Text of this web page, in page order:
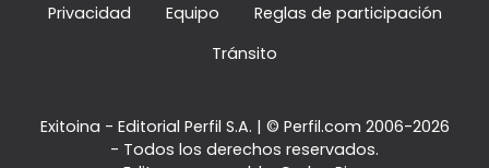
Privacidad
Equipo
Reglas de participación
Tránsito
Exitoina - Editorial Perfil S.A. | © Perfil.com 2006-2026
- Todos los derechos reservados.